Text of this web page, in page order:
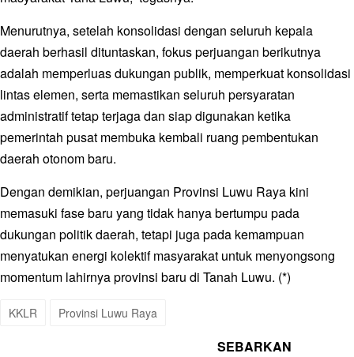
Menurutnya, setelah konsolidasi dengan seluruh kepala
daerah berhasil dituntaskan, fokus perjuangan berikutnya
adalah memperluas dukungan publik, memperkuat konsolidasi
lintas elemen, serta memastikan seluruh persyaratan
administratif tetap terjaga dan siap digunakan ketika
pemerintah pusat membuka kembali ruang pembentukan
daerah otonom baru.
Dengan demikian, perjuangan Provinsi Luwu Raya kini
memasuki fase baru yang tidak hanya bertumpu pada
dukungan politik daerah, tetapi juga pada kemampuan
menyatukan energi kolektif masyarakat untuk menyongsong
momentum lahirnya provinsi baru di Tanah Luwu. (*)
KKLR Provinsi Luwu Raya
SEBARKAN